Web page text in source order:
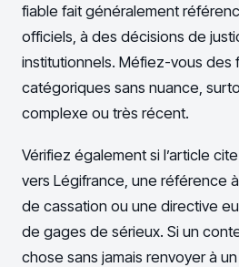
fiable fait généralement
officiels, à des décisions de
institutionnels. Méfiez-vous des
catégoriques sans nuance,
complexe ou très récent.
Vérifiez également si l’article
vers Légifrance, une référence
de cassation ou une directive
de gages de sérieux. Si un
chose sans jamais renvoyer à